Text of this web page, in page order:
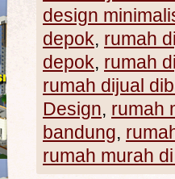
design
depok, rumah
depok, rumah
rumah dijual
Design, rumah
bandung,
rumah murah